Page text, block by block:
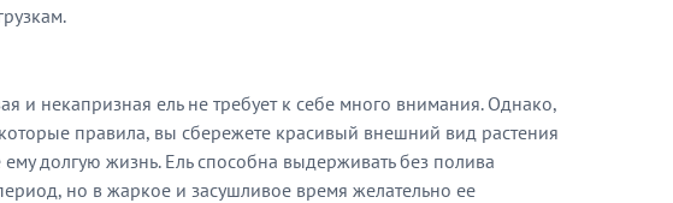
и некапризная ель не требует к себе много внимания. Однако,
правила, вы сбережете красивый внешний вид растения
ему долгую жизнь. Ель способна выдерживать без полива
но в жаркое и засушливое время желательно ее